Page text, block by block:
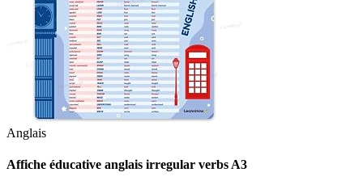
Anglais
Affiche éducative anglais irregular verbs A3